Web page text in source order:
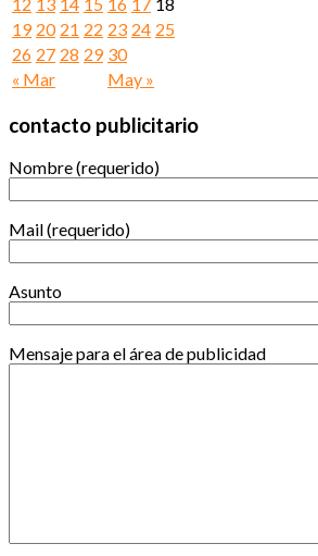
« Mar May »
19 20 21 22 23 24 25
26 27 28 29 30
contacto publicitario
Nombre (requerido)
Mail (requerido)
Asunto
Mensaje para el área de publicidad